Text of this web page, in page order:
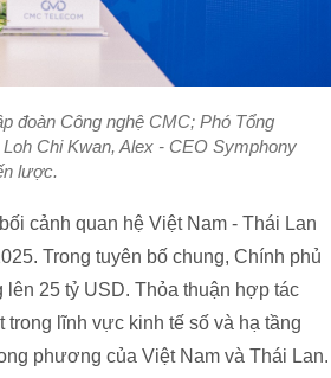
đoàn Công nghệ CMC; Phó Tổng
Chi Kwan, Alex - CEO Symphony
lược.
cảnh quan hệ Việt Nam - Thái Lan
Trong tuyên bố chung, Chính phủ
25 tỷ USD. Thỏa thuận hợp tác
lĩnh vực kinh tế số và hạ tầng
phương của Việt Nam và Thái Lan.